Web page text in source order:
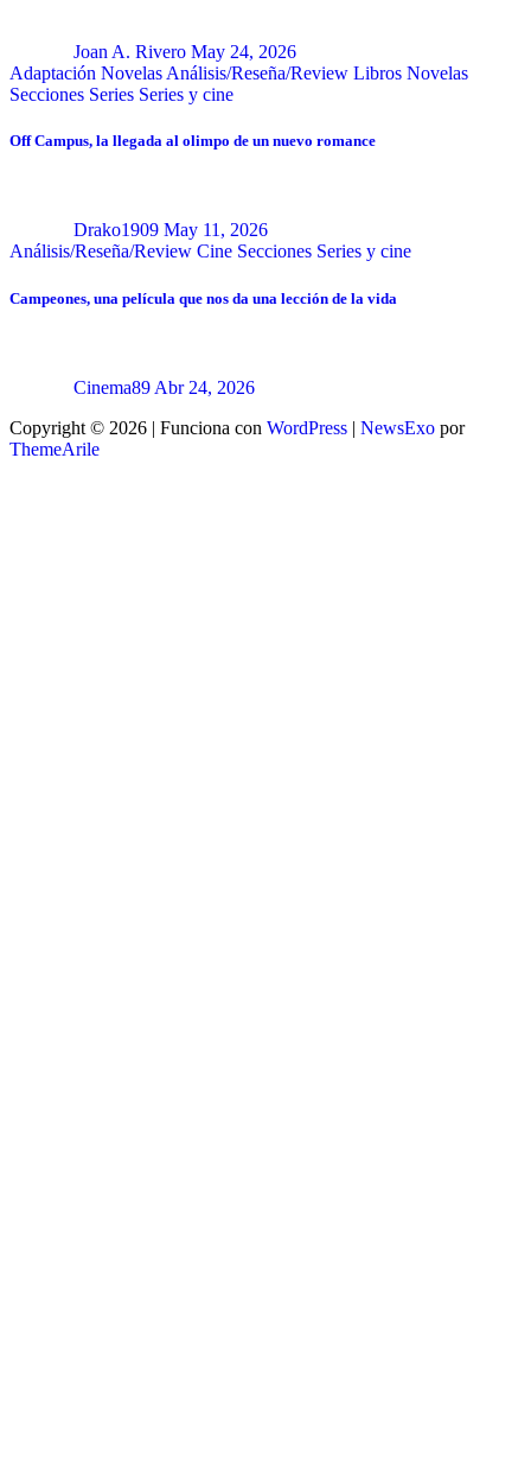
Joan A. Rivero May 24, 2026
Adaptación Novelas Análisis/Reseña/Review Libros Novelas
Secciones Series Series y cine
Off Campus, la llegada al olimpo de un nuevo romance
Drako1909 May 11, 2026
Análisis/Reseña/Review Cine Secciones Series y cine
Campeones, una película que nos da una lección de la vida
Cinema89 Abr 24, 2026
Copyright © 2026 | Funciona con WordPress | NewsExo por
ThemeArile